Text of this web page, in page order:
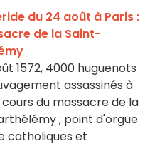
du 24 août à Paris :
de la Saint-
1572, 4000 huguenots
assassinés à
cours du massacre de la
; point d'orgue
catholiques et